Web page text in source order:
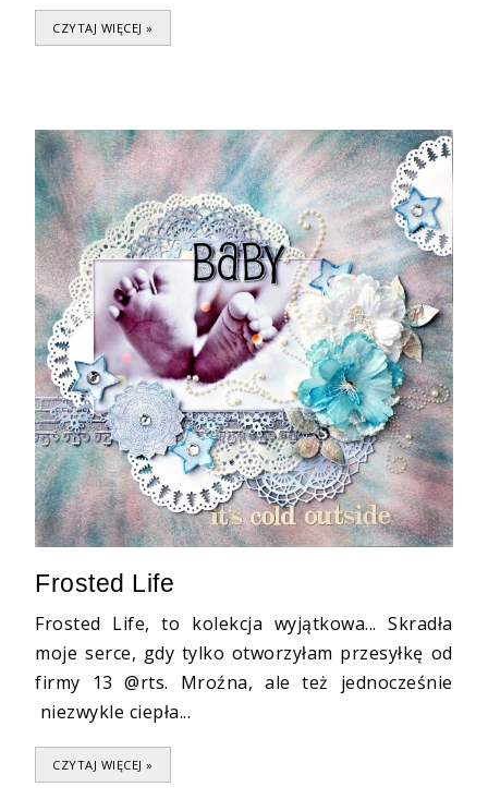
CZYTAJ WIĘCEJ »
Frosted Life
Frosted Life, to kolekcja wyjątkowa... Skradła
moje serce, gdy tylko otworzyłam przesyłkę od
firmy 13 @rts. Mroźna, ale też jednocześnie
niezwykle ciepła...
CZYTAJ WIĘCEJ »